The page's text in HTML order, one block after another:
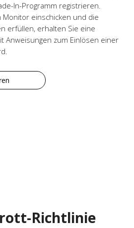
In-Programm registrieren.
Monitor einschicken und die
erfüllen, erhalten Sie eine
Anweisungen zum Einlösen einer
Richtlinie